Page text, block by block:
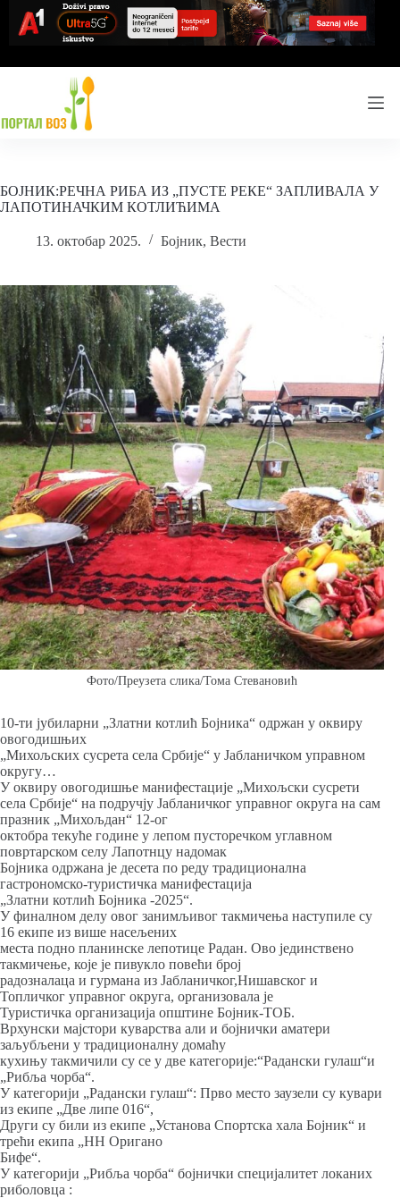
content
БОЈНИК:РЕЧНА РИБА ИЗ „ПУСТЕ РЕКЕ“ ЗАПЛИВАЛА У
ЛАПОТИНАЧКИМ КОТЛИЋИМА
13. октобар 2025. Бојник, Вести
Фото/Преузета слика/Тома Стевановић
10-ти јубиларни „Златни котлић Бојника“ одржан у оквиру
овогодишњих
„Михољских сусрета села Србије“ у Јабланичком управном
округу…
У оквиру овогодишње манифестације „Михољски сусрети
села Србије“ на подручју Јабланичког управног округа на сам
празник „Михољдан“ 12-ог
октобра текуће године у лепом пусторечком углавном
повртарском селу Лапотнцу надомак
Бојника одржана је десета по реду традиционална
гастрономско-туристичка манифестација
„Златни котлић Бојника -2025“.
У финалном делу овог занимљивог такмичења наступиле су
16 екипе из више насељених
места подно планинске лепотице Радан. Ово јединствено
такмичење, које је пивукло повећи број
радозналаца и гурмана из Јабланичког,Нишавског и
Топличког управног округа, организовала је
Туристичка организација општине Бојник-ТОБ.
Врхунски мајстори куварства али и бојнички аматери
заљубљени у традиционалну домаћу
кухињу такмичили су се у две категорије:“Радански гулаш“и
„Рибља чорба“.
У категорији „Радански гулаш“: Прво место заузели су кувари
из екипе „Две липе 016“,
Други су били из екипе „Установа Спортска хала Бојник“ и
трећи екипа „НН Оригано
Бифе“.
У категорији „Рибља чорба“ бојнички специјалитет локаних
риболовца :